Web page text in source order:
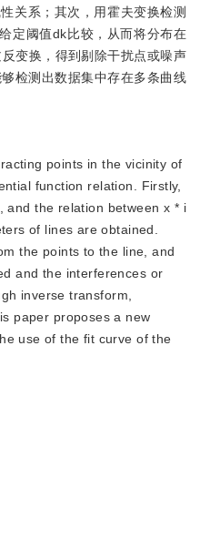
关系；其次，用霍夫变换检测
定阈值dk比较，从而将分布在
变换，得到剔除干扰点或噪声
检测出数据集中存在多条曲线
points in the vicinity of
function relation. Firstly,
and the relation between x * i
of lines are obtained.
the points to the line, and
and the interferences or
inverse transform,
paper proposes a new
use of the fit curve of the